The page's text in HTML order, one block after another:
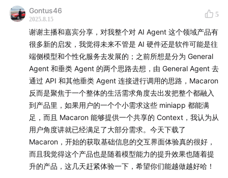
世界上第一个 personal agent 要来了？
97 年出生的陈锴杰，创业七年，历经三次转型。入学杜克
两年，他办过超过 200 人申请的科技社团，进过实验室，
上过综艺，把校园里能探索的新鲜事几乎都体验了一遍。
于是他果断决定休学，去外面的世界看看。
从智能家居机器人，到见证 GPT-2 后做的游戏，再到拥
有 300 万用户、30 万月活的 AI 互动故事平台
MidReal，每一次转向，他都在提前寻找性价比最高的方
向，捕捉下一个更大的机会。
Gontus46
2025.8.15
5
谢谢主播和嘉宾分享，对我整个对 AI Agent 这个领域产品有
很多新的启发，我觉得未来不管是 AI 硬件还是软件可能是往
端侧模型和个性化服务去发展的；之前所想是分为 General
Agent 和垂类 Agent 的两个思路去想，由 General Agent 去
通过 API 和其他垂类 Agent 连接进行调用的思路，Macaron
反而是聚焦于一个整体的生活需求角度去出发把整个都融入
到产品里，如果用户的一个个小需求这些 miniapp 都能满
足，而且 Macaron 能够提供一个共享的 Context，我认为从
用户角度讲就已经满足了大部分需求。今天下载了
Macaron，开始的获取基础信息的交互界面体验真的很好，
而且我觉得这个产品也是随着模型能力的提升效果也随着提
升的产品，这几天赶紧体验一下，希望你们能越做越好哈！